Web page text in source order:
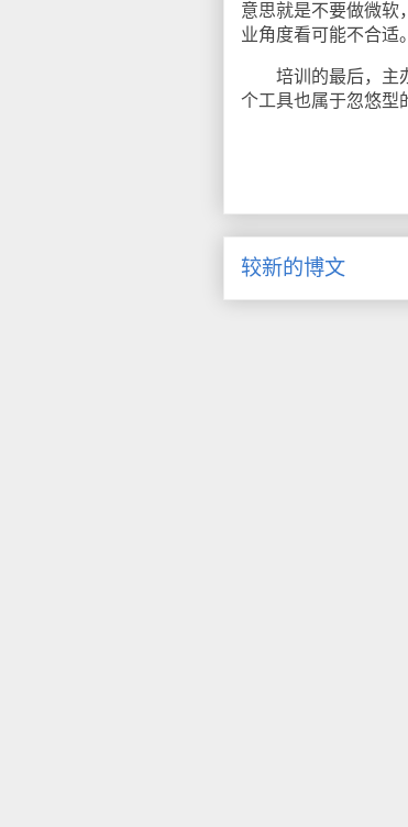
意思就是不要做微软
业角度看可能不合适。
培训的最后，主办
个工具也属于忽悠型
较新的博文